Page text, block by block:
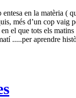
en la matèria (
més d’un cop vaig
el que tots els
.....per aprendre